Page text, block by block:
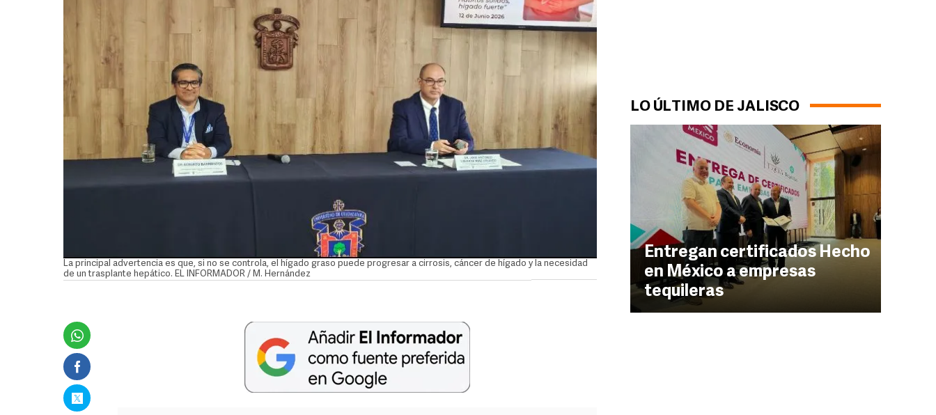
LO ÚLTIMO DE JALISCO
Entregan certificados Hecho
en México a empresas
tequileras
La principal advertencia es que, si no se controla, el hígado graso puede progresar a cirrosis, cáncer de hígado y la necesidad
de un trasplante hepático. EL INFORMADOR / M. Hernández